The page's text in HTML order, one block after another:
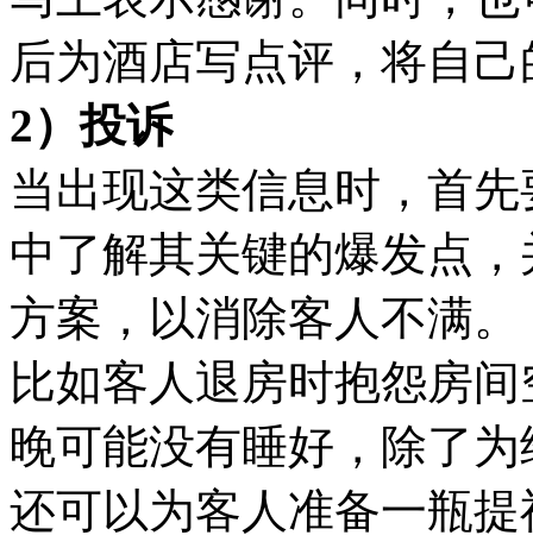
后为酒店写点评，将自
2）投诉
当出现这类信息时，首
中了解其关键的爆发点
方案，以消除客人不满。
比如客人退房时抱怨房
晚可能没有睡好，除了
还可以为客人准备一瓶